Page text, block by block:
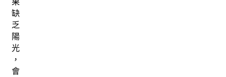
缺
乏
陽
光
，
會